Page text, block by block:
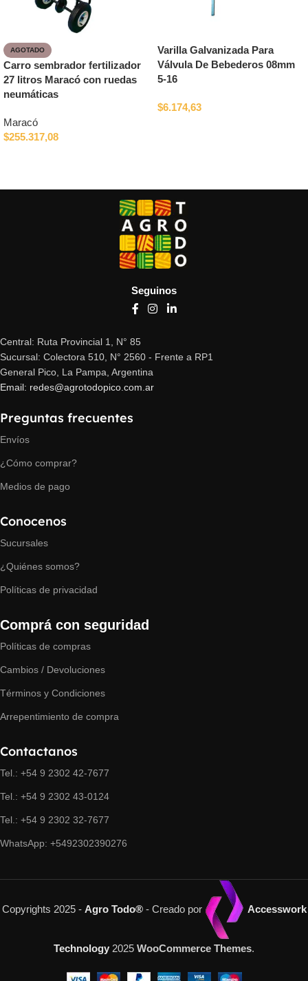
AGOTADO
Carro sembrador fertilizador
27 litros Maracó con ruedas
neumáticas
Maracó
$255.317,08
Varilla Galvanizada Para
Válvula De Bebederos 08mm
5-16
$6.174,63
Seguinos
Central: Ruta Provincial 1, N° 85
Sucursal: Colectora 510, N° 2560 - Frente a RP1
General Pico, La Pampa, Argentina
Email: redes@agrotodopico.com.ar
Preguntas frecuentes
Envíos
¿Cómo comprar?
Medios de pago
Conocenos
Sucursales
¿Quiénes somos?
Políticas de privacidad
Comprá con seguridad
Políticas de compras
Cambios / Devoluciones
Términos y Condiciones
Arrepentimiento de compra
Contactanos
Tel.: +54 9 2302 42-7677
Tel.: +54 9 2302 43-0124
Tel.: +54 9 2302 32-7677
WhatsApp: +5492302390276
Copyrights 2025 - Agro Todo®- Creado por Accesswork
Technology 2025 WooCommerce Themes.